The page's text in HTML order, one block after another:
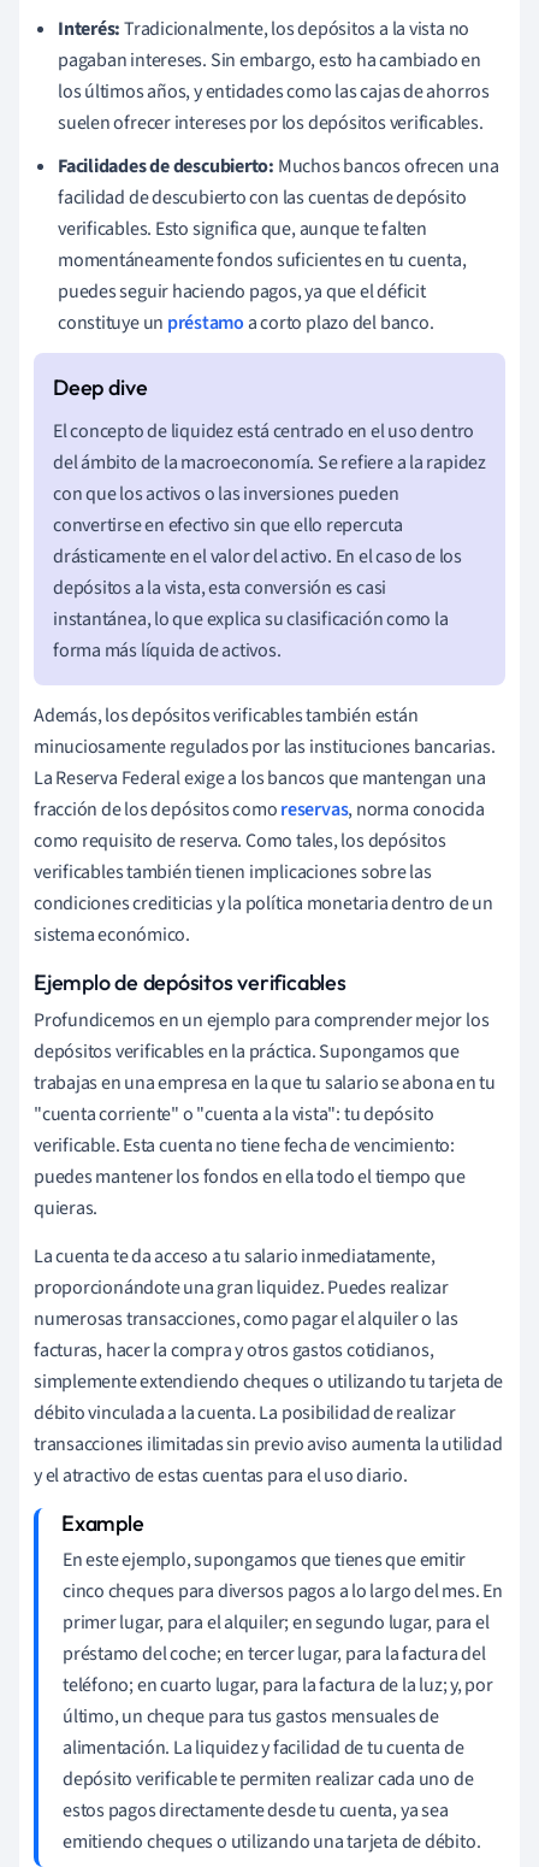
Interés:Tradicionalmente, los depósitos a la vista no
pagaban intereses. Sin embargo, esto ha cambiado en
los últimos años, y entidades como las cajas de ahorros
suelen ofrecer intereses por los depósitos verificables.
Facilidades de descubierto: Muchos bancos ofrecen una
facilidad de descubierto con las cuentas de depósito
verificables. Esto significa que, aunque te falten
momentáneamente fondos suficientes en tu cuenta,
puedes seguir haciendo pagos, ya que el déficit
constituye un préstamo a corto plazo del banco.
El concepto de liquidez está centrado en el uso dentro
del ámbito de la macroeconomía. Se refiere a la rapidez
con que los activos o las inversiones pueden
convertirse en efectivo sin que ello repercuta
drásticamente en el valor del activo. En el caso de los
depósitos a la vista, esta conversión es casi
instantánea, lo que explica su clasificación como la
forma más líquida de activos.
Además, los depósitos verificables también están
minuciosamente regulados por las instituciones bancarias.
La Reserva Federal exige a los bancos que mantengan una
fracción de los depósitos comoreservas, norma conocida
como requisito de reserva. Como tales, los depósitos
verificables también tienen implicaciones sobre las
condiciones crediticias y la política monetaria dentro de un
sistema económico.
Ejemplo de depósitos verificables
Profundicemos en un ejemplo para comprender mejor los
depósitos verificables en la práctica. Supongamos que
trabajas en una empresa en la que tu salario se abona en tu
"cuenta corriente" o "cuenta a la vista": tu depósito
verificable. Esta cuenta no tiene fecha de vencimiento:
puedes mantener los fondos en ella todo el tiempo que
quieras.
La cuenta te da acceso a tu salario inmediatamente,
proporcionándote una gran liquidez. Puedes realizar
numerosas transacciones, como pagar el alquiler o las
facturas, hacer la compra y otros gastos cotidianos,
simplemente extendiendo cheques o utilizando tu tarjeta de
débito vinculada a la cuenta. La posibilidad de realizar
transacciones ilimitadas sin previo aviso aumenta la utilidad
y el atractivo de estas cuentas para el uso diario.
En este ejemplo, supongamos que tienes que emitir
cinco cheques para diversos pagos a lo largo del mes. En
primer lugar, para el alquiler; en segundo lugar, para el
préstamo del coche; en tercer lugar, para la factura del
teléfono; en cuarto lugar, para la factura de la luz; y, por
último, un cheque para tus gastos mensuales de
alimentación. La liquidez y facilidad de tu cuenta de
depósito verificable te permiten realizar cada uno de
estos pagos directamente desde tu cuenta, ya sea
emitiendo cheques o utilizando una tarjeta de débito.